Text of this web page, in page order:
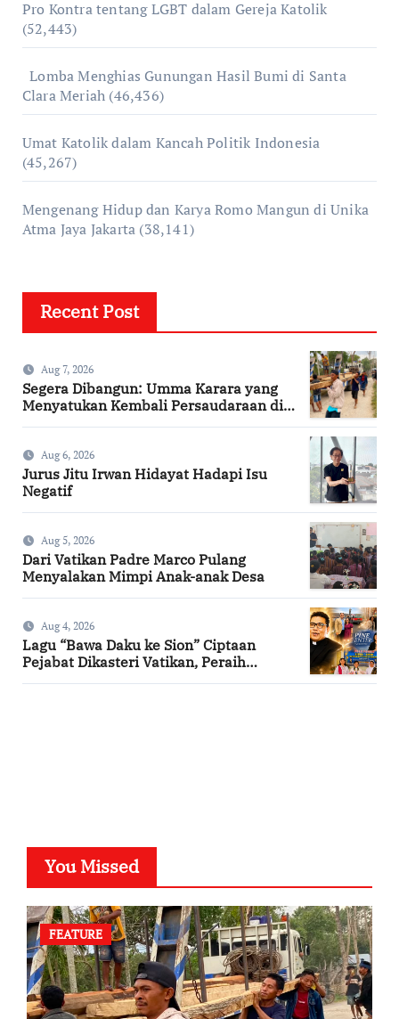
Pro Kontra tentang LGBT dalam Gereja Katolik
(52,443)
Lomba Menghias Gunungan Hasil Bumi di Santa
Clara Meriah (46,436)
Umat Katolik dalam Kancah Politik Indonesia
(45,267)
Mengenang Hidup dan Karya Romo Mangun di Unika
Atma Jaya Jakarta (38,141)
Recent Post
Aug 7, 2026
Segera Dibangun: Umma Karara yang
Menyatukan Kembali Persaudaraan di
Aug 6, 2026
Jurus Jitu Irwan Hidayat Hadapi Isu
Negatif
Aug 5, 2026
Dari Vatikan Padre Marco Pulang
Menyalakan Mimpi Anak-anak Desa
Aug 4, 2026
Lagu “Bawa Daku ke Sion” Ciptaan
Pejabat Dikasteri Vatikan, Peraih
You Missed
FEATURE